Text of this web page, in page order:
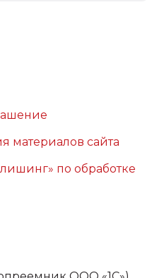
материалов сайта
по обработке